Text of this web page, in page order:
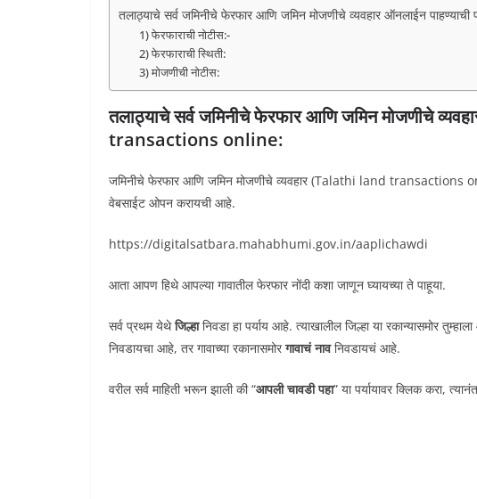
तलाठ्याचे सर्व जमिनीचे फेरफार आणि जमिन मोजणीचे व्यवहार ऑनलाईन
1) फेरफाराची नोटीस:-
2) फेरफाराची स्थिती:
3) मोजणीची नोटीस:
तलाठ्याचे सर्व जमिनीचे फेरफार आणि जमिन मोजणीचे
transactions online:
जमिनीचे फेरफार आणि जमिन मोजणीचे व्यवहार (Talathi land transactions
वेबसाईट ओपन करायची आहे.
https://digitalsatbara.mahabhumi.gov.in/aaplichawdi
आता आपण हिथे आपल्या गावातील फेरफार नोंदी कशा जाणून घ्यायच्या ते पाहूया.
सर्व प्रथम येथेजिल्हानिवडा हा पर्याय आहे. त्याखालील जिल्हा या रकान्यासमोर
निवडायचा आहे, तर गावाच्या रकानासमोरगावाचं नावनिवडायचं आहे.
वरील सर्व माहिती भरून झाली की “आपली चावडी पहा” या पर्यायावर क्लिक करा,